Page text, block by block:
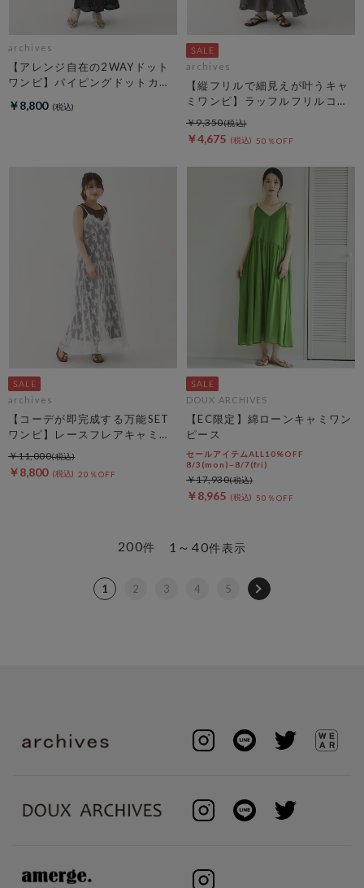
archives
【アレンジ自在の2WAYドット
ワンピ】パイピングドットカッ
￥8,800
archives
【縦フリルで細見えが叶うキャ
ミワンピ】ラッフルフリルコッ
トン楊柳キャミワンピース
￥4,675 50％OFF
￥9,350
archives
【コーデが即完成する万能SET
ワンピ】レースフレアキャミＯ
Ｐ×ノースカットリブＯＰＳＥ
￥8,800 20％OFF
￥11,000
DOUX ARCHIVES
【EC限定】綿ローンキャミワン
ピース
セールアイテムALL10%OFF
8/3(mon)~8/7(fri)
￥8,965 50％OFF
￥17,930
1～40件表示
200件
1 2 3 4 5